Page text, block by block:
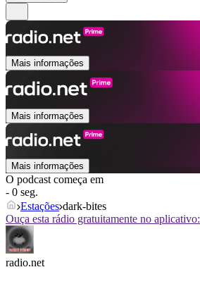
Mais informações
Mais informações
Mais informações
O podcast começa em
- 0 seg.
Estações dark-bites
Ouça esta rádio gratuitamente no aplicativo:
radio.net